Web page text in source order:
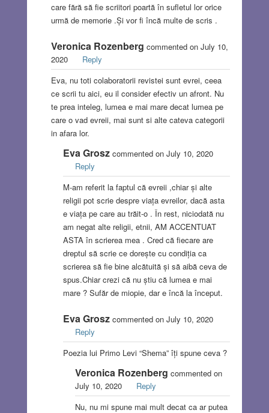
care fără să fie scriitori poartă în sufletul lor orice
urmă de memorie .Și vor fi încă multe de scris .
Veronica Rozenberg commented on July 10,
2020
Reply
Eva, nu toti colaboratorii revistei sunt evrei, ceea
ce scrii tu aici, eu il consider efectiv un afront. Nu
te prea inteleg, lumea e mai mare decat lumea pe
care o vad evreii, mai sunt si alte cateva categorii
in afara lor.
Eva Groszcommented on July 10, 2020
Reply
M-am referit la faptul că evreii ,chiar și alte
religii pot scrie despre viața evreilor, dacă asta
e viața pe care au trăit-o . În rest, niciodată nu
am negat alte religii, etnii, AM ACCENTUAT
ASTA în scrierea mea . Cred că fiecare are
dreptul să scrie ce dorește cu condiția ca
scrierea să fie bine alcătuită și să aibă ceva de
spus.Chiar crezi că nu știu că lumea e mai
mare ? Sufăr de miopie, dar e încă la început.
Eva Groszcommented on July 10, 2020
Reply
Poezia lui Primo Levi “Shema” îți spune ceva ?
Veronica Rozenberg commented on
July 10, 2020
Reply
Nu, nu mi spune mai mult decat ca ar putea